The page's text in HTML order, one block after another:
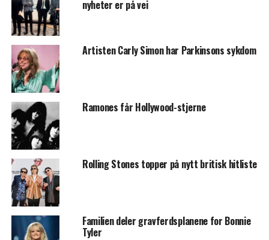
nyheter er på vei
Artisten Carly Simon har Parkinsons sykdom
Ramones får Hollywood-stjerne
Rolling Stones topper på nytt britisk hitliste
Familien deler gravferdsplanene for Bonnie
Tyler